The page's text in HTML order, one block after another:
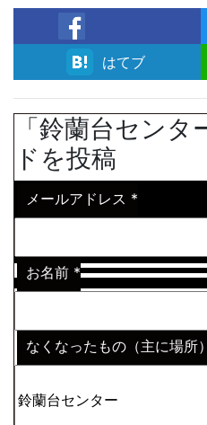
facebook
はてブ
「鈴蘭台セン
ドを投稿
メールアドレス *
お名前 *
なくなったもの（主に場所